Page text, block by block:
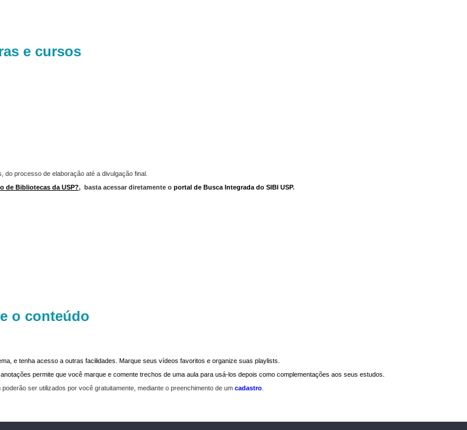
e cursos
processo de elaboração até a divulgação final.
de Bibliotecas da USP?, basta acessar diretamente o portal de Busca Integrada do SIBI USP.
o conteúdo
e tenha acesso a outras facilidades. Marque seus vídeos favoritos e organize suas playlists.
permite que você marque e comente trechos de uma aula para usá-los depois como complementações aos seus estudos.
ser utilizados por você gratuitamente, mediante o preenchimento de um cadastro